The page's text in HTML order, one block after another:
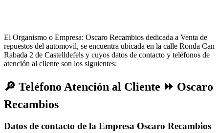
El Organismo o Empresa: Oscaro Recambios dedicada a Venta de
repuestos del automovil, se encuentra ubicada en la calle Ronda Can
Rabada 2 de Castelldefels y cuyos datos de contacto y teléfonos de
atención al cliente son los siguientes:
🔎 Teléfono Atención al Cliente ⏩ Oscaro
Recambios
Datos de contacto de la Empresa Oscaro Recambios